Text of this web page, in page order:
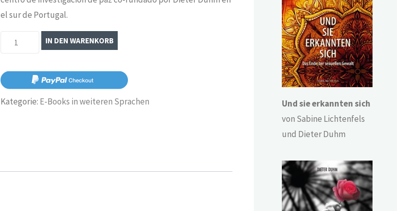
el sur de Portugal.
Sagrada:
De
la
IN DEN WARENKORB
Kategorie: E-Books in weiteren Sprachen
Und sie erkannten sich
von Sabine Lichtenfels
und Dieter Duhm